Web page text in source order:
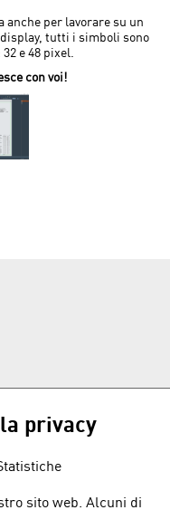
anche per lavorare su un
tutti i simboli sono
e 48 pixel.
con voi!
privacy
sito web. Alcuni di